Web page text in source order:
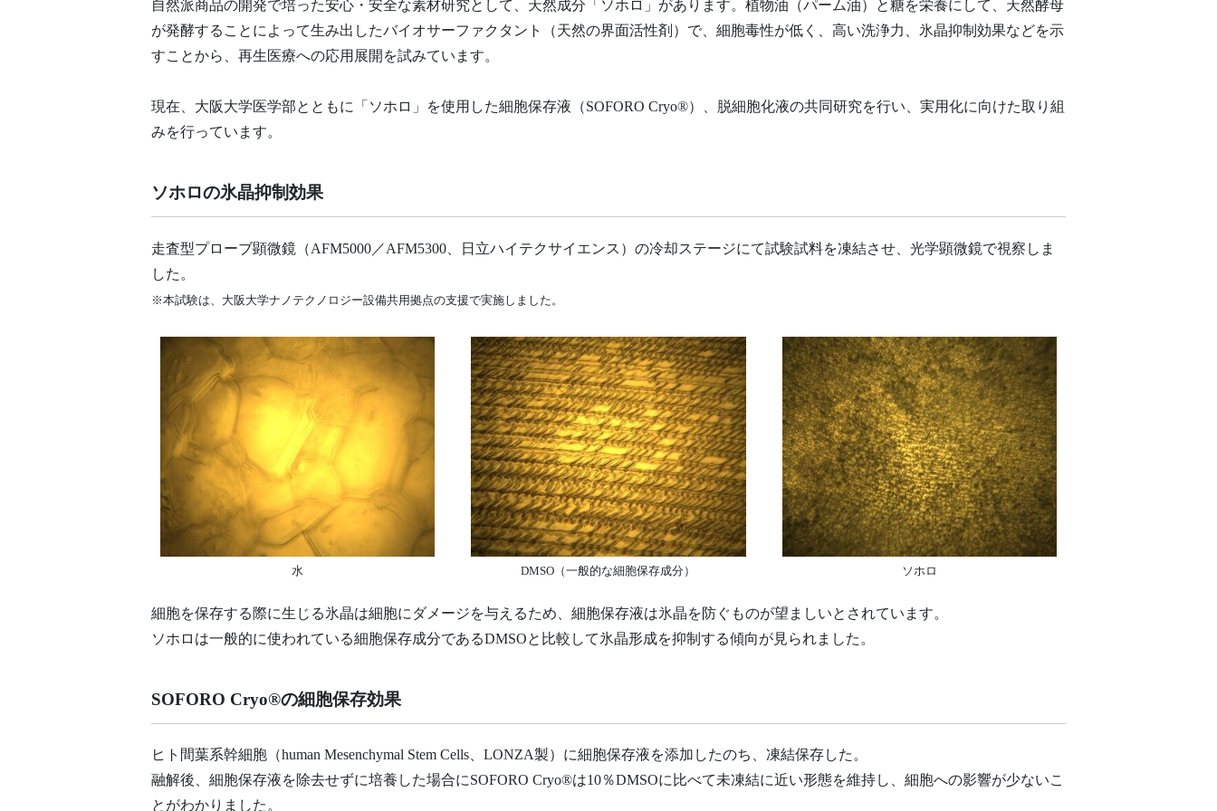
自然派商品の開発で培った安心・安全な素材研究として、天然成分「ソホロ」があります。植物油（パーム油）と糖を栄養にして、天然酵母
が発酵することによって生み出したバイオサーファクタント（天然の界面活性剤）で、細胞毒性が低く、高い洗浄力、氷晶抑制効果などを示
すことから、再生医療への応用展開を試みています。
現在、大阪大学医学部とともに「ソホロ」を使用した細胞保存液（SOFORO Cryo®）、脱細胞化液の共同研究を行い、実用化に向けた取り組
みを行っています。
ソホロの氷晶抑制効果
走査型プローブ顕微鏡（AFM5000／AFM5300、日立ハイテクサイエンス）の冷却ステージにて試験試料を凍結させ、光学顕微鏡で視察しま
した。
※本試験は、大阪大学ナノテクノロジー設備共用拠点の支援で実施しました。
水 DMSO（一般的な細胞保存成分） ソホロ
細胞を保存する際に生じる氷晶は細胞にダメージを与えるため、細胞保存液は氷晶を防ぐものが望ましいとされています。
ソホロは一般的に使われている細胞保存成分であるDMSOと比較して氷晶形成を抑制する傾向が見られました。
SOFORO Cryo®の細胞保存効果
ヒト間葉系幹細胞（human Mesenchymal Stem Cells、LONZA製）に細胞保存液を添加したのち、凍結保存した。
融解後、細胞保存液を除去せずに培養した場合にSOFORO Cryo®は10％DMSOに比べて未凍結に近い形態を維持し、細胞への影響が少ないこ
とがわかりました。